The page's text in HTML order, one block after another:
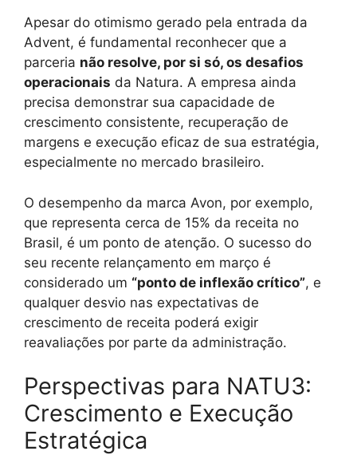
Apesar do otimismo gerado pela entrada da
Advent, é fundamental reconhecer que a
parceria não resolve, por si só, os desafios
operacionais da Natura. A empresa ainda
precisa demonstrar sua capacidade de
crescimento consistente, recuperação de
margens e execução eficaz de sua estratégia,
especialmente no mercado brasileiro.
O desempenho da marca Avon, por exemplo,
que representa cerca de 15% da receita no
Brasil, é um ponto de atenção. O sucesso do
seu recente relançamento em março é
considerado um “ponto de inflexão crítico”, e
qualquer desvio nas expectativas de
crescimento de receita poderá exigir
reavaliações por parte da administração.
Perspectivas para NATU3:
Crescimento e Execução
Estratégica